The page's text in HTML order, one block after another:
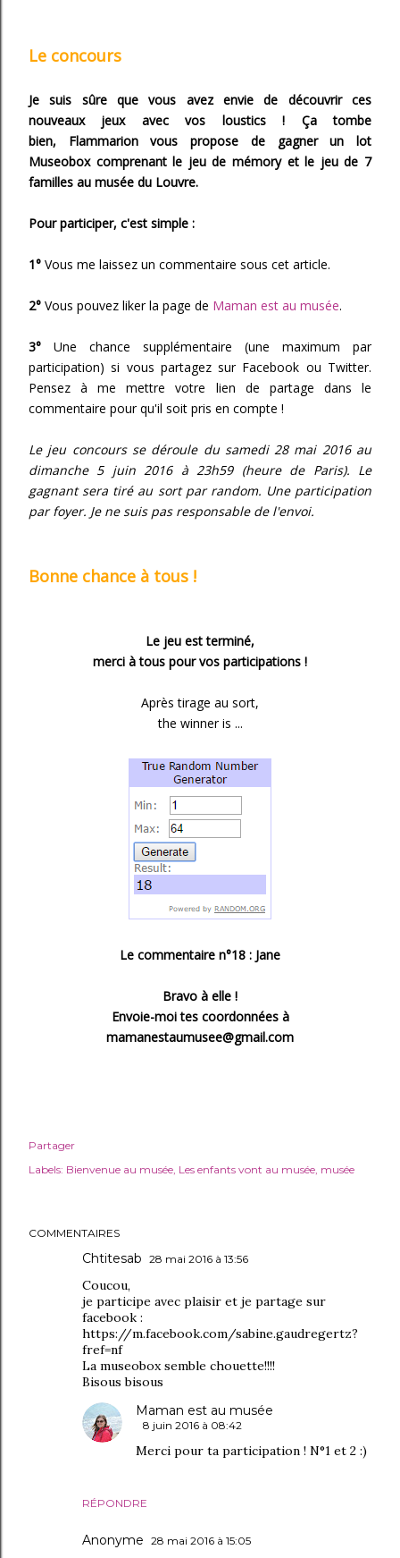
Le concours
Je suis sûre que vous avez envie de découvrir ces
nouveaux jeux avec vos loustics ! Ça tombe
bien, Flammarion vous propose de gagner un lot
Museobox comprenant le jeu de mémory et le jeu de 7
familles au musée du Louvre.
Pour participer, c'est simple :
1° Vous me laissez un commentaire sous cet article.
2° Vous pouvez liker la page de Maman est au musée.
3° Une chance supplémentaire (une maximum par
participation) si vous partagez sur Facebook ou Twitter.
Pensez à me mettre votre lien de partage dans le
commentaire pour qu'il soit pris en compte !
Le jeu concours se déroule du samedi 28 mai 2016 au
dimanche 5 juin 2016 à 23h59 (heure de Paris). Le
gagnant sera tiré au sort par random. Une participation
par foyer. Je ne suis pas responsable de l'envoi.
Bonne chance à tous !
Le jeu est terminé,
merci à tous pour vos participations !
Après tirage au sort,
the winner is ...
Le commentaire n°18 : Jane
Bravo à elle !
Envoie-moi tes coordonnées à
mamanestaumusee@gmail.com
Partager
Labels: Bienvenue au musée Les enfants vont au musée musée
COMMENTAIRES
Chtitesab 28 mai 2016 à 13:56
Coucou,
je participe avec plaisir et je partage sur
facebook :
https://m.facebook.com/sabine.gaudregertz?
fref=nf
La museobox semble chouette!!!!
Bisous bisous
RÉPONDRE
Maman est au musée
8 juin 2016 à 08:42
Merci pour ta participation ! N°1 et 2 :)
Anonyme 28 mai 2016 à 15:05